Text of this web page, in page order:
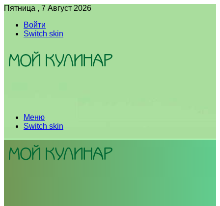
Пятница , 7 Август 2026
Войти
Switch skin
Меню
Switch skin